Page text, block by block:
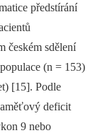
předstírání
českém sdělení
(n = 153)
[15]. Podle
deficit
9 nebo